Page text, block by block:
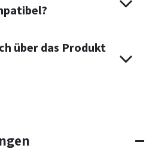
über das Produkt